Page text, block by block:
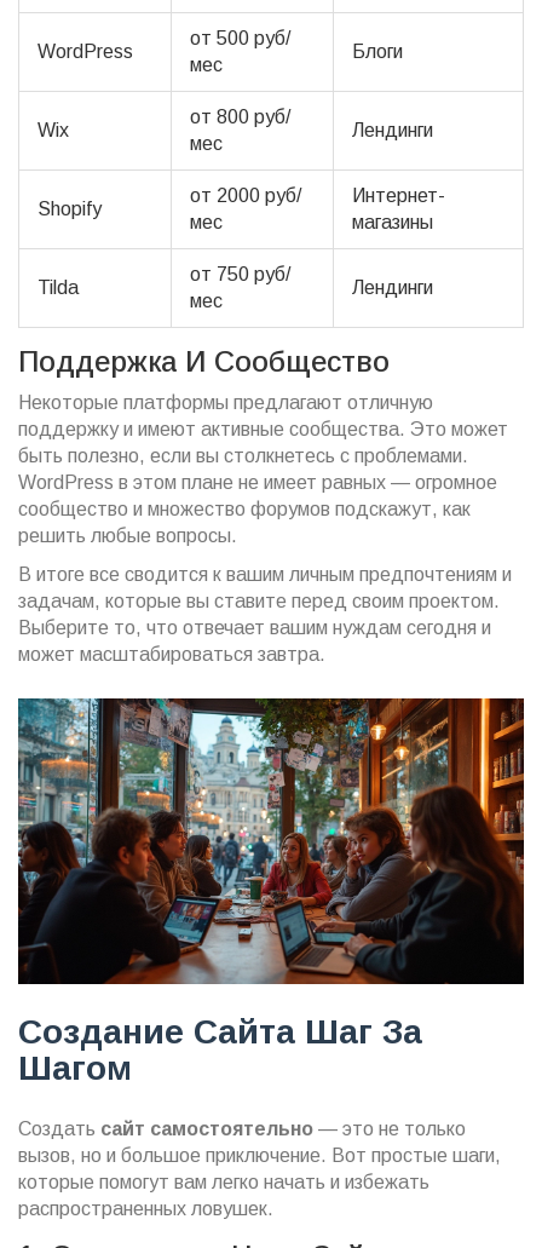
WordPress
от 500 руб/
мес
Блоги
Wix
от 800 руб/
мес
Лендинги
Shopify
от 2000 руб/
мес
Интернет-
магазины
Tilda
от 750 руб/
мес
Лендинги
Поддержка И Сообщество
Некоторые платформы предлагают отличную
поддержку и имеют активные сообщества. Это может
быть полезно, если вы столкнетесь с проблемами.
WordPress в этом плане не имеет равных — огромное
сообщество и множество форумов подскажут, как
решить любые вопросы.
В итоге все сводится к вашим личным предпочтениям и
задачам, которые вы ставите перед своим проектом.
Выберите то, что отвечает вашим нуждам сегодня и
может масштабироваться завтра.
Создание Сайта Шаг За
Шагом
Создать сайт самостоятельно — это не только
вызов, но и большое приключение. Вот простые шаги,
которые помогут вам легко начать и избежать
распространенных ловушек.